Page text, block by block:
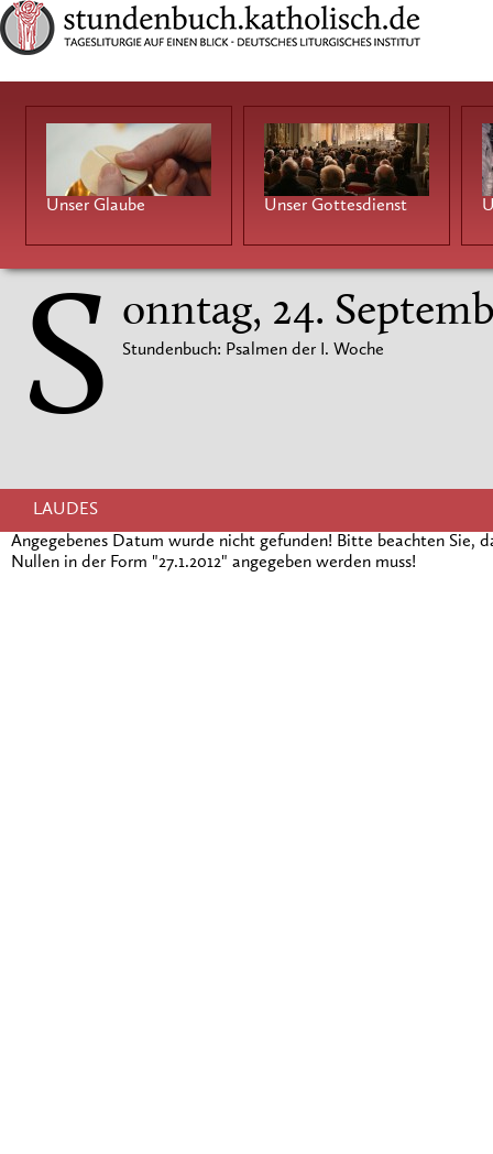
Unser Glaube Unser Gottesdienst
S onntag, 24.
Stundenbuch: Psalmen der I. Woche
LAUDES
Angegebenes Datum wurde nicht gefunden! Bitte beachten Sie,
Nullen in der Form "27.1.2012" angegeben werden muss!